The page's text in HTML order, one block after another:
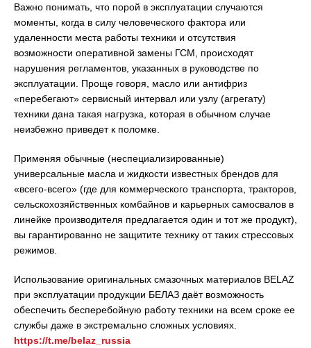
Важно понимать, что порой в эксплуатации случаются
моменты, когда в силу человеческого фактора или
удаленности места работы техники и отсутствия
возможности оперативной замены ГСМ, происходят
нарушения регламентов, указанных в руководстве по
эксплуатации. Проще говоря, масло или антифриз
«перебегают» сервисный интервал или узлу (агрегату)
техники дана такая нагрузка, которая в обычном случае
неизбежно приведет к поломке.
Применяя обычные (неспециализированные)
универсальные масла и жидкости известных брендов для
«всего-всего» (где для коммерческого транспорта, тракторов,
сельскохозяйственных комбайнов и карьерных самосвалов в
линейке производителя предлагается один и тот же продукт),
вы гарантированно не защитите технику от таких стрессовых
режимов.
Использование оригинальных смазочных материалов BELAZ
при эксплуатации продукции БЕЛАЗ даёт возможность
обеспечить бесперебойную работу техники на всем сроке ее
службы даже в экстремально сложных условиях.
https://t.me/belaz_russia